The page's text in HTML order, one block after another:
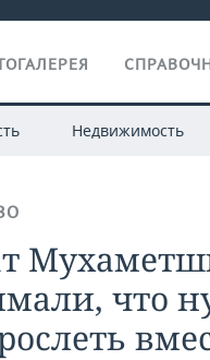
Недвижимость
что